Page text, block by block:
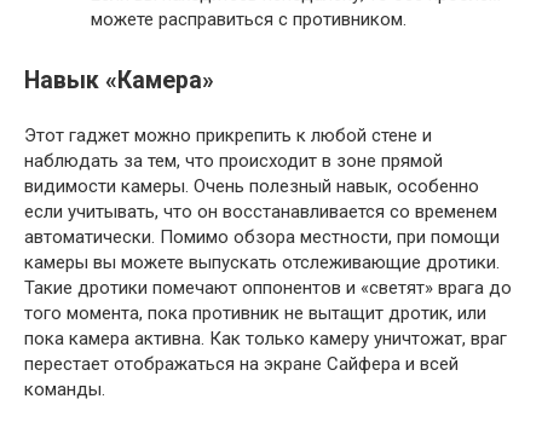
можете расправиться с противником.
Навык «Камера»
Этот гаджет можно прикрепить к любой стене и
наблюдать за тем, что происходит в зоне прямой
видимости камеры. Очень полезный навык, особенно
если учитывать, что он восстанавливается со временем
автоматически. Помимо обзора местности, при помощи
камеры вы можете выпускать отслеживающие дротики.
Такие дротики помечают оппонентов и «светят» врага до
того момента, пока противник не вытащит дротик, или
пока камера активна. Как только камеру уничтожат, враг
перестает отображаться на экране Сайфера и всей
команды.